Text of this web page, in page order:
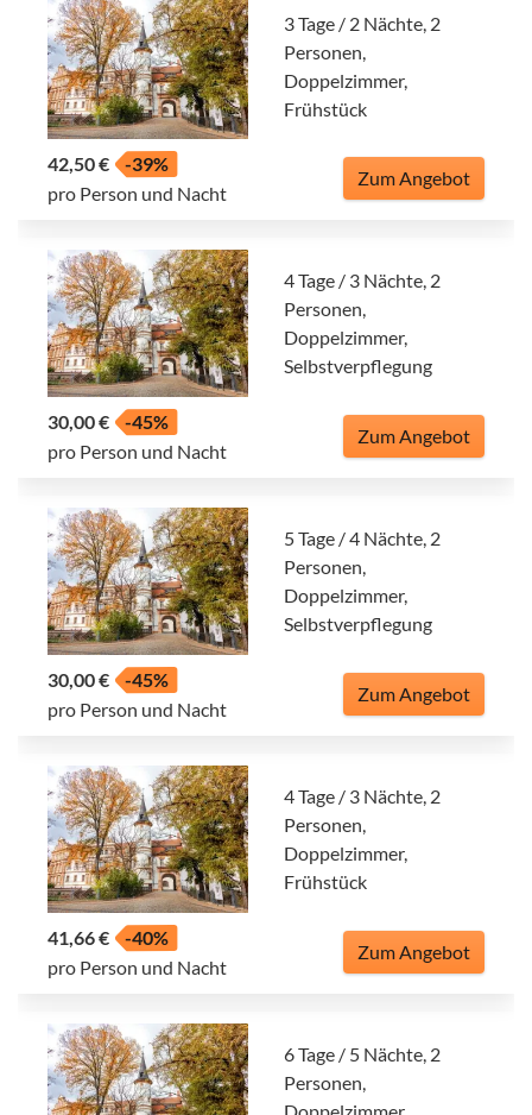
3 Tage / 2 Nächte, 2
Personen,
Doppelzimmer,
Frühstück
42,50 €
-39%
pro Person und Nacht
Zum Angebot
4 Tage / 3 Nächte, 2
Personen,
Doppelzimmer,
Selbstverpflegung
30,00 €
-45%
pro Person und Nacht
Zum Angebot
5 Tage / 4 Nächte, 2
Personen,
Doppelzimmer,
Selbstverpflegung
30,00 €
-45%
pro Person und Nacht
Zum Angebot
4 Tage / 3 Nächte, 2
Personen,
Doppelzimmer,
Frühstück
41,66 €
-40%
pro Person und Nacht
Zum Angebot
6 Tage / 5 Nächte, 2
Personen,